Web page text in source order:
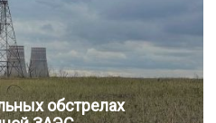
обстрелах